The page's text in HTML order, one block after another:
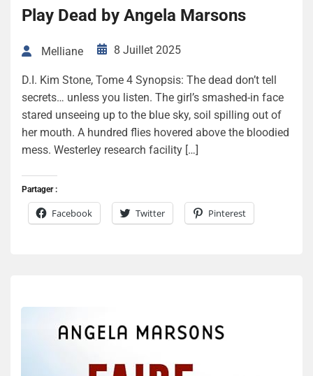
Play Dead by Angela Marsons
Melliane 8 Juillet 2025
D.I. Kim Stone, Tome 4 Synopsis: The dead don’t tell
secrets… unless you listen. The girl’s smashed-in face
stared unseeing up to the blue sky, soil spilling out of
her mouth. A hundred flies hovered above the bloodied
mess. Westerley research facility […]
Partager :
Facebook Twitter Pinterest